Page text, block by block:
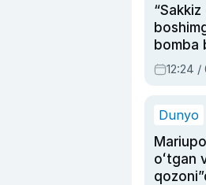
bomba
12:24 /
Dunyo
oʻtgan